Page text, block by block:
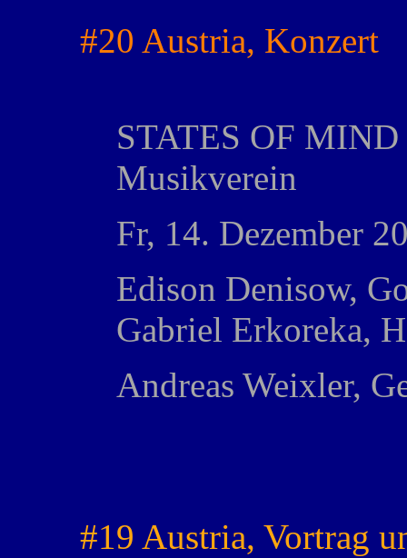
#20 Austria, Konzert
STATES OF
Musikverein
Fr, 14. Dezember
Edison Denisow,
Gabriel Erkoreka,
Andreas Weixler,
#19 Austria, Vortrag